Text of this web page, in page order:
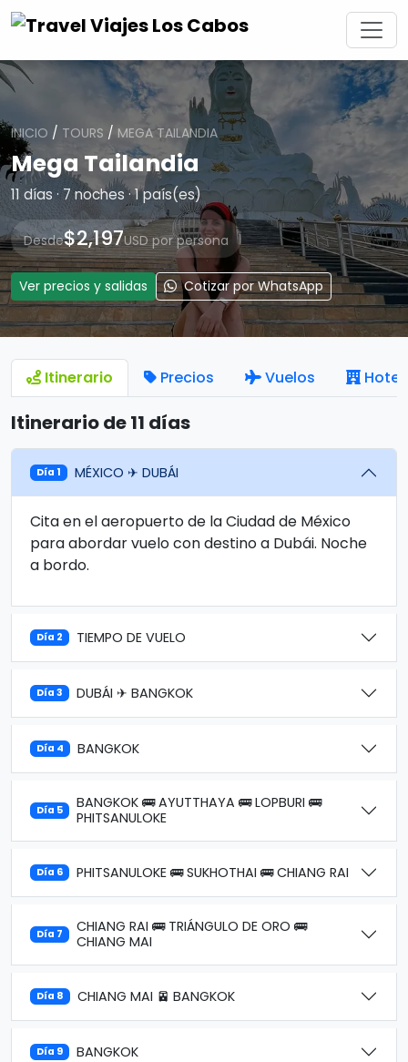
INICIO / TOURS / MEGA TAILANDIA
Mega Tailandia
11 días · 7 noches · 1 país(es)
Desde$2,197USD por persona
Ver precios y salidas Cotizar por WhatsApp
Itinerario Precios Vuelos
Itinerario de 11 días
Día 1 MÉXICO ✈ DUBÁI
Cita en el aeropuerto de la Ciudad de México
para abordar vuelo con destino a Dubái. Noche
a bordo.
Día 2 TIEMPO DE VUELO
Día 3 DUBÁI ✈ BANGKOK
Día 4 BANGKOK
Día 5
BANGKOK 🚌 AYUTTHAYA 🚌 LOPBURI 🚌
PHITSANULOKE
Día 6 PHITSANULOKE 🚌 SUKHOTHAI 🚌 CHIANG RAI
Día 7
CHIANG RAI 🚌 TRIÁNGULO DE ORO 🚌
CHIANG MAI
Día 8 CHIANG MAI 🚈 BANGKOK
Día 9 BANGKOK